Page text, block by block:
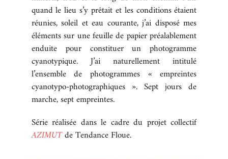
quand le lieu s’y prêtait et les conditions étaient
réunies, soleil et eau courante, j’ai disposé mes
éléments sur une feuille de papier préalablement
enduite pour constituer un photogramme
cyanotypique. J’ai naturellement intitulé
l’ensemble de photogrammes « empreintes
cyanotypo-photographiques ». Sept jours de
marche, sept empreintes.
Série réalisée dans le cadre du projet collectif
AZIMUTde Tendance Floue.